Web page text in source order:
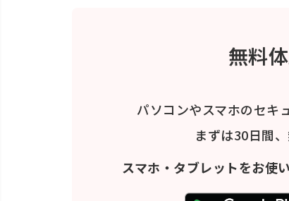
無料
パソコンやスマホのセキ
まずは30日間
スマホ・タブレットをお使